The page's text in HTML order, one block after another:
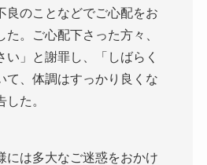
良のことなどでご心配をお
た。ご心配下さった方々、
い」と謝罪し、「しばらく
て、体調はすっかり良くな
した。
には多大なご迷惑をおかけ